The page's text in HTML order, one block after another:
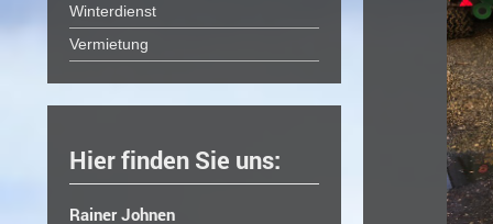
Winterdienst
Vermietung
Hier finden Sie uns:
Rainer Johnen